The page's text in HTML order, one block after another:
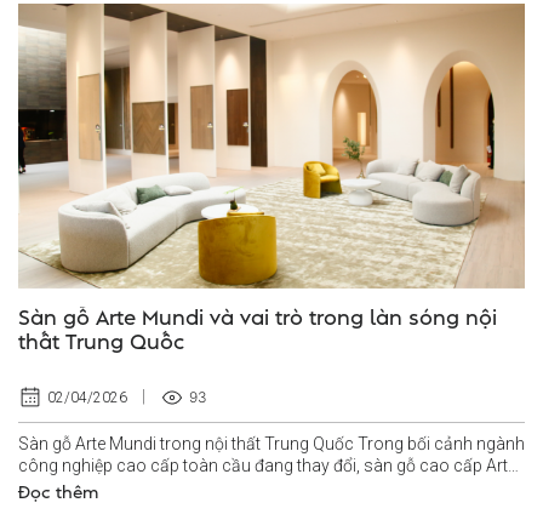
Sàn gỗ Arte Mundi và vai trò trong làn sóng nội
thất Trung Quốc
02/04/2026 93
Sàn gỗ Arte Mundi trong nội thất Trung Quốc Trong bối cảnh ngành
công nghiệp cao cấp toàn cầu đang thay đổi, sàn gỗ cao cấp Arte
Mundi nổi lên...
Đọc thêm